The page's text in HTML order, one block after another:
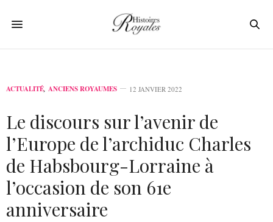
ACTUALITÉ, ANCIENS ROYAUMES 12 JANVIER 2022
Le discours sur l’avenir de
l’Europe de l’archiduc Charles
de Habsbourg-Lorraine à
l’occasion de son 61e
anniversaire